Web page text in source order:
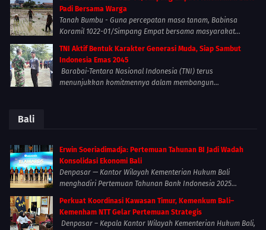
Padi Bersama Warga
Tanah Bumbu - Guna percepatan masa tanam, Babinsa
Koramil 1022-01/Simpang Empat bersama masyarakat...
TNI Aktif Bentuk Karakter Generasi Muda, Siap Sambut
Indonesia Emas 2045
Barabai-Tentara Nasional Indonesia (TNI) terus
menunjukkan komitmennya dalam membangun...
Bali
Erwin Soeriadimadja: Pertemuan Tahunan BI Jadi Wadah
Konsolidasi Ekonomi Bali
Denpasar — Kantor Wilayah Kementerian Hukum Bali
menghadiri Pertemuan Tahunan Bank Indonesia 2025...
Perkuat Koordinasi Kawasan Timur, Kemenkum Bali–
Kemenham NTT Gelar Pertemuan Strategis
Denpasar – Kepala Kantor Wilayah Kementerian Hukum Bali,